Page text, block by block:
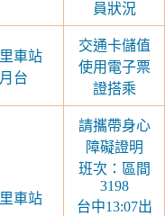
員狀況
車站
月台
交通卡儲值
使用電子票
證搭乘
車站
請攜帶身心
障礙證明
班次：區間
3198
台中13:07出